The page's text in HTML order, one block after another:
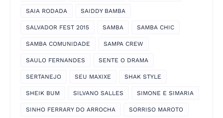
SAIA RODADA SAIDDY BAMBA
SALVADOR FEST 2015 SAMBA SAMBA CHIC
SAMBA COMUNIDADE SAMPA CREW
SAULO FERNANDES SENTE O DRAMA
SERTANEJO SEU MAXIXE SHAK STYLE
SHEIK BUM SILVANO SALLES SIMONE E SIMARIA
SINHO FERRARY DO ARROCHA SORRISO MAROTO